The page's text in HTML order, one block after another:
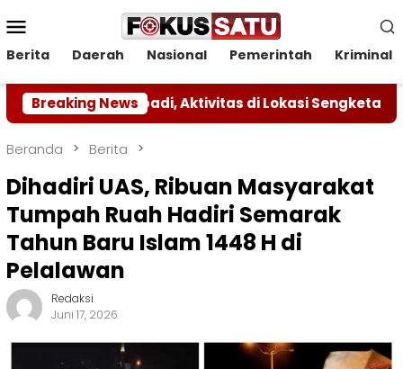
ke
kontenMobile
Berita Daerah Nasional Pemerintah Kriminal
Breaking News
Abadi, Aktivitas di Lokasi Sengketa Dihentikan
Beranda Berita
Dihadiri UAS, Ribuan Masyarakat
Tumpah Ruah Hadiri Semarak
Tahun Baru Islam 1448 H di
Pelalawan
Redaksi
Juni 17, 2026